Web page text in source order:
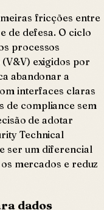
fricções entre
de defesa. O ciclo
processos
exigidos por
abandonar a
interfaces claras
de compliance sem
de adotar
Technical
ser um diferencial
mercados e reduz
dados